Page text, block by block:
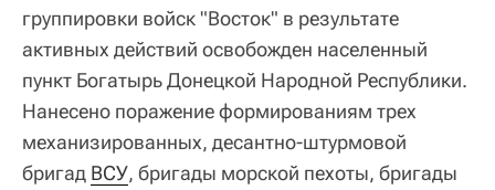
группировки войск "Восток" в результате
активных действий освобожден населенный
пункт Богатырь Донецкой Народной Республики.
Нанесено поражение формированиям трех
механизированных, десантно-штурмовой
бригад ВСУ, бригады морской пехоты, бригады